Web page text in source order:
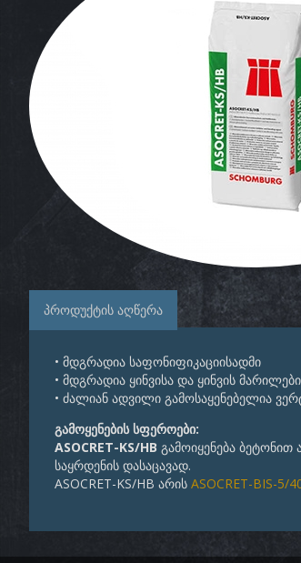
პროდუქტის აღწერა
• მდგრადია საფონიფიკაციისადმი
• მდგრადია ყინვისა და ყინვის
• ძალიან ადვილი გამოსაყენებელია
გამოყენების სფეროები:
ASOCRET-KS/HB გამოიყენება
საყრდენის დასაცავად.
ASOCRET-KS/HB არის ASOCRET-BIS-5/